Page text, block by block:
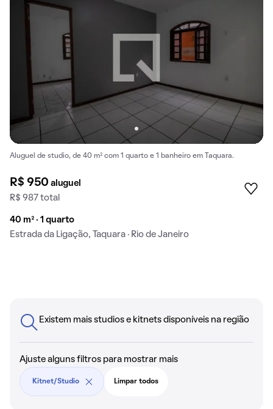
Aluguel de studio, de 40 m² com 1 quarto e 1 banheiro em Taquara.
R$ 950aluguel
R$ 987 total
40 m² · 1 quarto
Estrada da Ligação, Taquara · Rio de Janeiro
Existem mais studios e kitnets disponíveis na região
Ajuste alguns filtros para mostrar mais
Kitnet/Studio Limpar todos